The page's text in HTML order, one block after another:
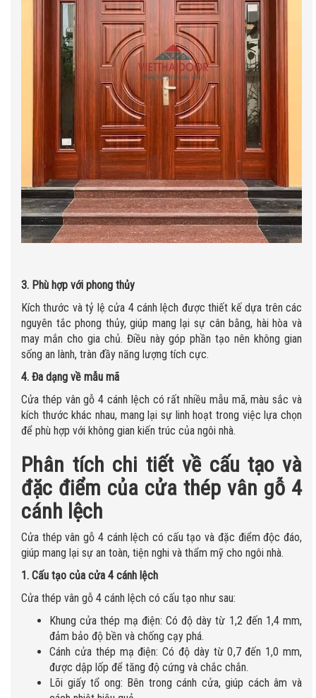
3. Phù hợp với phong thủy
Kích thước và tỷ lệ cửa 4 cánh lệch được thiết kế dựa trên các
nguyên tắc phong thủy, giúp mang lại sự cân bằng, hài hòa và
may mắn cho gia chủ. Điều này góp phần tạo nên không gian
sống an lành, tràn đầy năng lượng tích cực.
4. Đa dạng về mẫu mã
Cửa thép vân gỗ 4 cánh lệch có rất nhiều mẫu mã, màu sắc và
kích thước khác nhau, mang lại sự linh hoạt trong việc lựa chọn
để phù hợp với không gian kiến trúc của ngôi nhà.
Phân tích chi tiết về cấu tạo và
đặc điểm của cửa thép vân gỗ 4
cánh lệch
Cửa thép vân gỗ 4 cánh lệch có cấu tạo và đặc điểm độc đáo,
giúp mang lại sự an toàn, tiện nghi và thẩm mỹ cho ngôi nhà.
1. Cấu tạo của cửa 4 cánh lệch
Cửa thép vân gỗ 4 cánh lệch có cấu tạo như sau:
Khung cửa thép mạ điện: Có độ dày từ 1,2 đến 1,4 mm,
đảm bảo độ bền và chống cạy phá.
Cánh cửa thép mạ điện: Có độ dày từ 0,7 đến 1,0 mm,
được dập lốp để tăng độ cứng và chắc chắn.
Lõi giấy tổ ong: Bên trong cánh cửa, giúp cách âm và